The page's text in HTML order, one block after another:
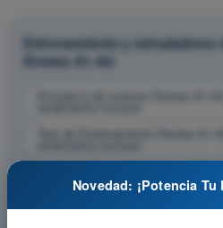
Entrenamiento y simuladores
Drones A1-A3
Simulacro de examen Drones A1-
Test de Entrenamiento Drones A1-
humanoNovedad: ¡Potencia